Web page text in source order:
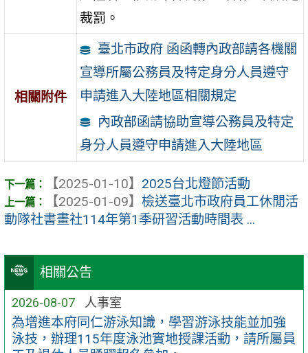
相關公告
2026-08-07 人事室
為增進本府同仁游泳知識，學習游泳技能並加強
泳技，辦理115年度泳池實地授課活動，請所屬員
裁罰。
相關附件
臺北市政府 函函轉內政部請各機關
宣導所屬公務員及特定身分人員遵守
申請進入大陸地區相關規定
內政部函請協助宣導公務員及特定
身分人員遵守申請進入大陸地區
【2025-01-10】 2025台北燈節活動
【2025-01-09】 檢送臺北市政府員工休閒活
動隊社書畫社114年第1季研習活動時間表 ...